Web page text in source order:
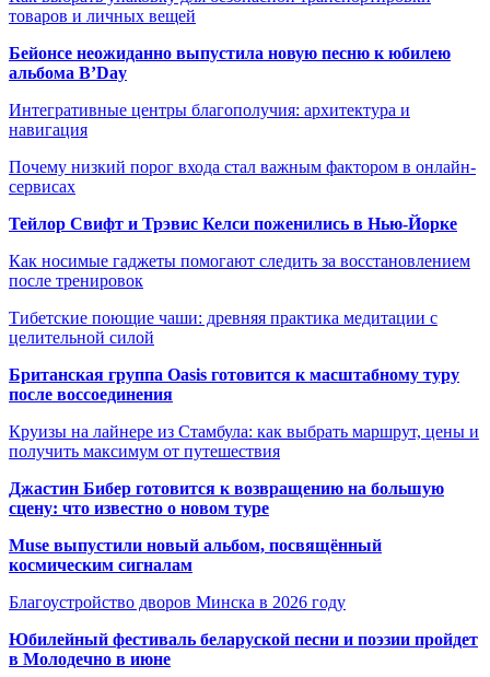
товаров и личных вещей
Бейонсе неожиданно выпустила новую песню к юбилею
альбома B’Day
Интегративные центры благополучия: архитектура и
навигация
Почему низкий порог входа стал важным фактором в онлайн-
сервисах
Тейлор Свифт и Трэвис Келси поженились в Нью-Йорке
Как носимые гаджеты помогают следить за восстановлением
после тренировок
Тибетские поющие чаши: древняя практика медитации с
целительной силой
Британская группа Oasis готовится к масштабному туру
после воссоединения
Круизы на лайнере из Стамбула: как выбрать маршрут, цены и
получить максимум от путешествия
Джастин Бибер готовится к возвращению на большую
сцену: что известно о новом туре
Muse выпустили новый альбом, посвящённый
космическим сигналам
Благоустройство дворов Минска в 2026 году
Юбилейный фестиваль беларуской песни и поэзии пройдет
в Молодечно в июне